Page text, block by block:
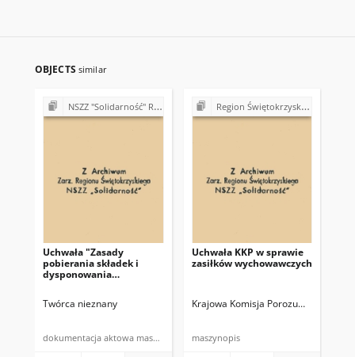
OBJECTS similar
NSZZ "Solidarność" Region Świętokrzyski (sprawy organizacyjne)
Uchwała "Zasady
pobierania składek i
dysponowania
Twórca nieznany
dokumentacja aktowa maszynopis powielony
Region Świętokrzyski NSZZ "Solidarność". Delegatura Ostrowiec Świętokrzyski (1980-1981)
Uchwała KKP w sprawie
zasiłków wychowawczych
Krajowa Komisja Porozumiewawcza
maszynopis